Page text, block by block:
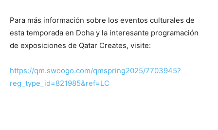
Para más información sobre los eventos culturales de
esta temporada en Doha y la interesante programación
de exposiciones de Qatar Creates, visite:
https://qm.swoogo.com/qmspring2025/7703945?
reg_type_id=821985&ref=LC